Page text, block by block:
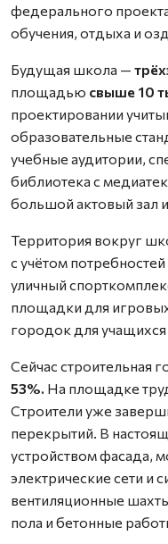
федерального
обучения, отдыха и
Будущая школа —
площадью свыше 10
проектировании
образовательные
учебные аудитории,
библиотека с
большой актовый зал
Территория вокруг
с учётом
уличный
площадки для
городок для
Сейчас строительная
53%. На площадке
Строители уже
перекрытий. В
устройством фасада,
электрические сети и
вентиляционные
пола и бетонные